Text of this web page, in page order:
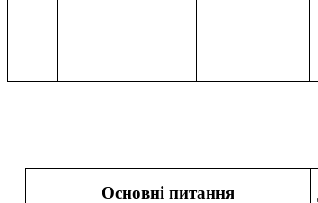
Основні питання